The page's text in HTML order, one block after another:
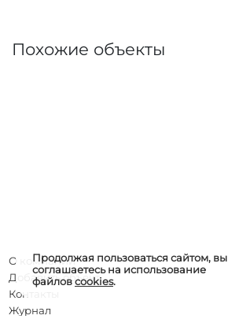
Похожие объекты
Продолжая пользоваться сайтом, вы
соглашаетесь на использование
файловcookies.
О компании
Добавить объект
Контакты
Журнал